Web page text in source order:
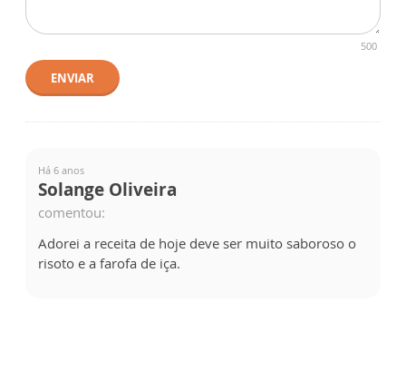
500
ENVIAR
Há 6 anos
Solange Oliveira
comentou:
Adorei a receita de hoje deve ser muito saboroso o
risoto e a farofa de iça.